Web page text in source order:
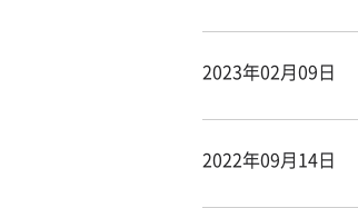
2023年02月09日
2022年09月14日